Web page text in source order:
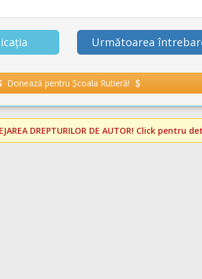
Următoarea
Donează pentru Școala Rutieră!
DREPTURILOR DE AUTOR! Click pentru